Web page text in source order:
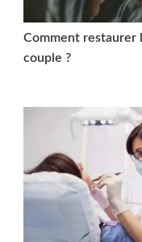
Comment restaurer
couple ?